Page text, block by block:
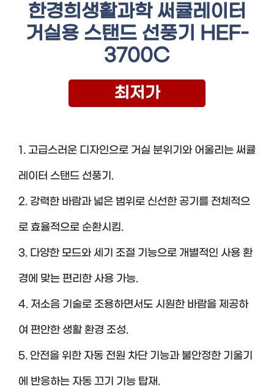
한경희생활과학 써큘레이터
거실용 스탠드 선풍기 HEF-
3700C
최저가
1. 고급스러운 디자인으로 거실 분위기와 어울리는 써큘
레이터 스탠드 선풍기.
2. 강력한 바람과 넓은 범위로 신선한 공기를 전체적으
로 효율적으로 순환시킴.
3. 다양한 모드와 세기 조절 기능으로 개별적인 사용 환
경에 맞는 편리한 사용 가능.
4. 저소음 기술로 조용하면서도 시원한 바람을 제공하
여 편안한 생활 환경 조성.
5. 안전을 위한 자동 전원 차단 기능과 불안정한 기울기
에 반응하는 자동 끄기 기능 탑재.